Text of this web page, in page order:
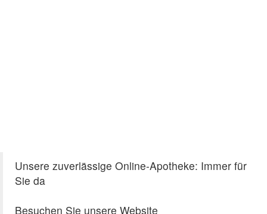
Unsere zuverlässige Online-Apotheke: Immer für
Sie da
Besuchen Sie unsere Website